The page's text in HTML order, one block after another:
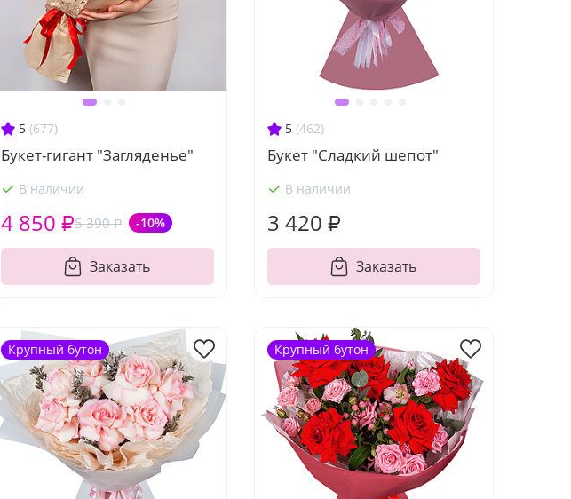
5 (677)
Букет-гигант "Загляденье"
В наличии
5 390 ₽ -10%
4 850 ₽
Заказать
5 (462)
Букет "Сладкий шепот"
В наличии
3 420 ₽
Заказать
Крупный бутон Крупный бутон